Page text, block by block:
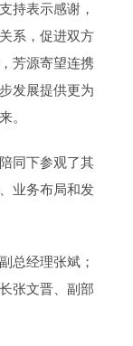
持表示感谢，
系，促进双方
芳源寄望连携
发展提供更为
。
同下参观了其
业务布局和发
总经理张斌；
张文晋、副部